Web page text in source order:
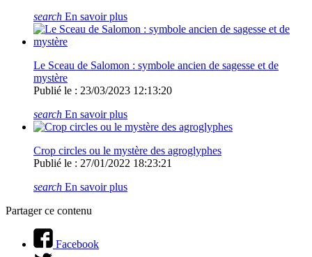
search En savoir plus
Le Sceau de Salomon : symbole ancien de sagesse et de
mystère
Publié le : 23/03/2023 12:13:20
search En savoir plus
Crop circles ou le mystère des agroglyphes
Publié le : 27/01/2022 18:23:21
search En savoir plus
Partager ce contenu
Facebook